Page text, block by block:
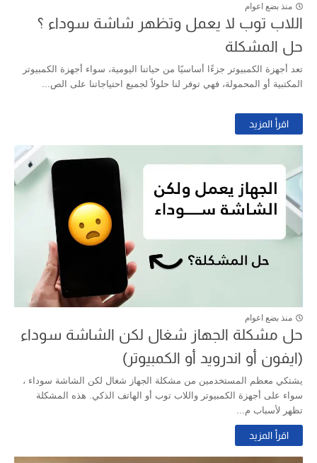
منذ بضع اعوام
اللاب توب لا يعمل وتظهر شاشة سوداء ؟
حل المشكلة
تعد أجهزة الكمبيوتر جزءًا أساسيًا من حياتنا اليومية، سواء أجهزة الكمبيوتر
المكتبية أو المحمولة، فهي توفر لنا حلولاً لجميع احتياجاتنا على الص...
اقرأ المزيد
منذ بضع اعوام
حل مشكلة الجهاز شغال لكن الشاشة سوداء
(ايفون أو اندرويد أو الكمبيوتر)
يشتكي معظم المستخدمين من مشكلة الجهاز شغال لكن الشاشة سوداء ،
سواء على أجهزة الكمبيوتر واللاب توب أو الهاتف الذكي. هذه المشكلة
تظهر لأسباب م...
اقرأ المزيد